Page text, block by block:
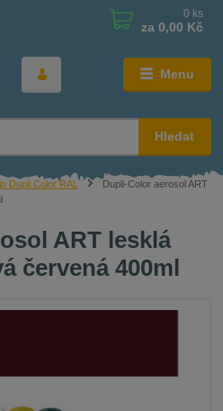
Menu
Hledat
0 ks
za 0,00 Kč
Dupli Color RAL
Dupli-Color aerosol ART
ART lesklá
červená 400ml